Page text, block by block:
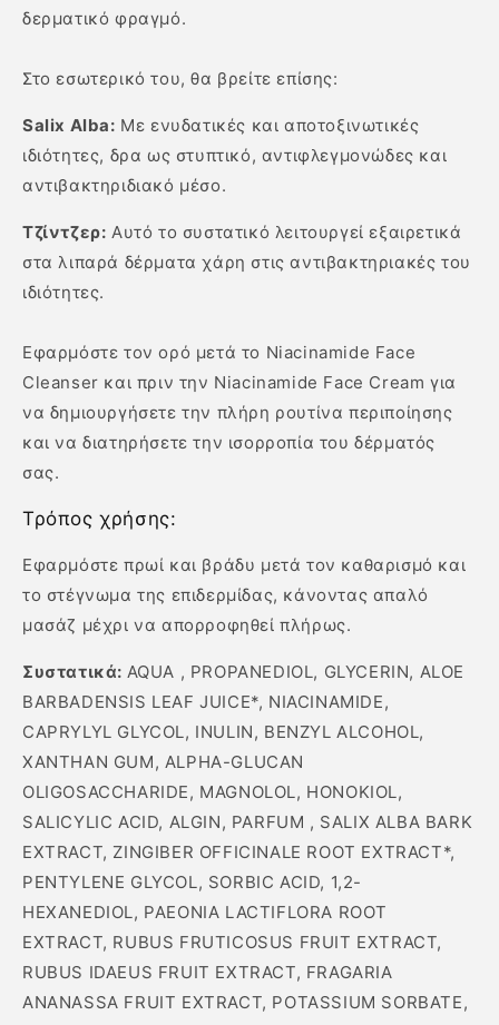
δερματικό φραγμό.
Στο εσωτερικό του, θα βρείτε επίσης:
Salix Alba: Με ενυδατικές και αποτοξινωτικές
ιδιότητες, δρα ως στυπτικό, αντιφλεγμονώδες και
αντιβακτηριδιακό μέσο.
Τζίντζερ: Αυτό το συστατικό λειτουργεί εξαιρετικά
στα λιπαρά δέρματα χάρη στις αντιβακτηριακές του
ιδιότητες.
Εφαρμόστε τον ορό μετά το Niacinamide Face
Cleanser και πριν την Niacinamide Face Cream για
να δημιουργήσετε την πλήρη ρουτίνα περιποίησης
και να διατηρήσετε την ισορροπία του δέρματός
σας.
Τρόπος χρήσης:
Εφαρμόστε πρωί και βράδυ μετά τον καθαρισμό και
το στέγνωμα της επιδερμίδας, κάνοντας απαλό
μασάζ μέχρι να απορροφηθεί πλήρως.
Συστατικά: AQUA , PROPANEDIOL, GLYCERIN, ALOE
BARBADENSIS LEAF JUICE*, NIACINAMIDE,
CAPRYLYL GLYCOL, INULIN, BENZYL ALCOHOL,
XANTHAN GUM, ALPHA-GLUCAN
OLIGOSACCHARIDE, MAGNOLOL, HONOKIOL,
SALICYLIC ACID, ALGIN, PARFUM , SALIX ALBA BARK
EXTRACT, ZINGIBER OFFICINALE ROOT EXTRACT*,
PENTYLENE GLYCOL, SORBIC ACID, 1,2-
HEXANEDIOL, PAEONIA LACTIFLORA ROOT
EXTRACT, RUBUS FRUTICOSUS FRUIT EXTRACT,
RUBUS IDAEUS FRUIT EXTRACT, FRAGARIA
ANANASSA FRUIT EXTRACT, POTASSIUM SORBATE,